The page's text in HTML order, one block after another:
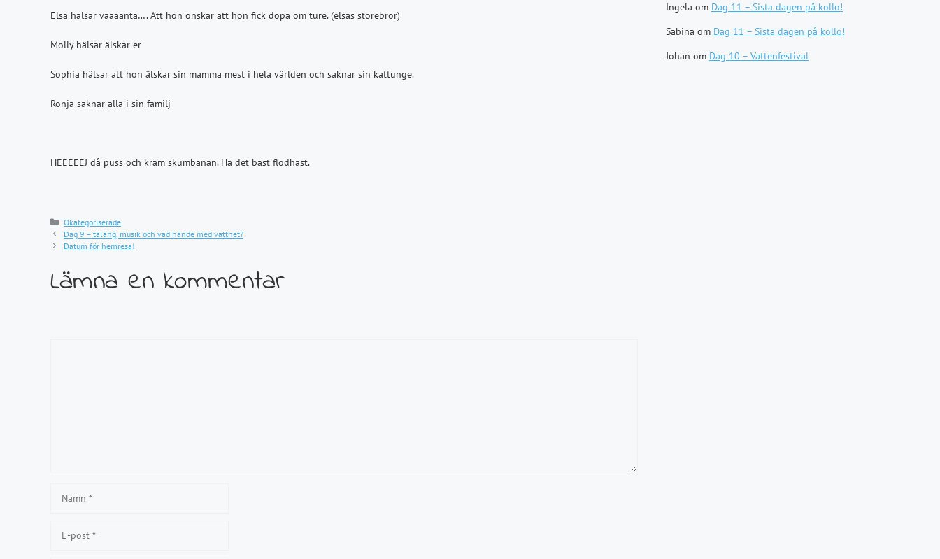
Elsa hälsar väääänta…. Att hon önskar att hon fick döpa om ture. (elsas storebror)
Molly hälsar älskar er
Sophia hälsar att hon älskar sin mamma mest i hela världen och saknar sin kattunge.
Ronja saknar alla i sin familj
HEEEEEJ då puss och kram skumbanan. Ha det bäst flodhäst.
Kategorier
Okategoriserade
Dag 9 – talang, musik och vad hände med vattnet?
Datum för hemresa!
Lämna en kommentar
post
Ingela om Dag 11 – Sista dagen på kollo!
Sabina om Dag 11 – Sista dagen på kollo!
Johan om Dag 10 – Vattenfestival